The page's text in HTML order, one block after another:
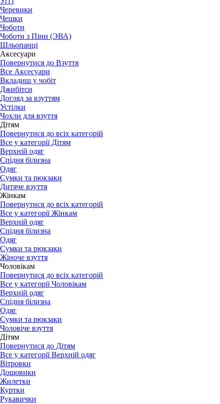
Черевики
Чешки
Чоботи
Чоботи з Піни (ЭВА)
Шльопанці
Аксесуари
Повернутися до Взуття
Все Аксесуари
Вкладиш у чобіт
Джибітси
Догляд за взуттям
Устілки
Чохли для взуття
Дітям
Повернутися до всіх категорій
Все у категорії Дітям
Верхній одяг
Спідня білизна
Одяг
Сумки та рюкзаки
Дитяче взуття
Жінкам
Повернутися до всіх категорій
Все у категорії Жінкам
Верхній одяг
Спідня білизна
Одяг
Сумки та рюкзаки
Жіноче взуття
Чоловікам
Повернутися до всіх категорій
Все у категорії Чоловікам
Верхній одяг
Спідня білизна
Одяг
Сумки та рюкзаки
Чоловіче взуття
Дітям
Повернутися до Дітям
Все у категорії Верхній одяг
Вітровки
Дощовики
Жилетки
Куртки
Рукавички